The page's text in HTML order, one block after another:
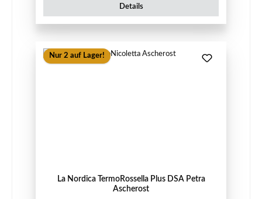
Details
Nur 2 auf Lager!
La Nordica TermoRossella Plus DSA Petra
Ascherost